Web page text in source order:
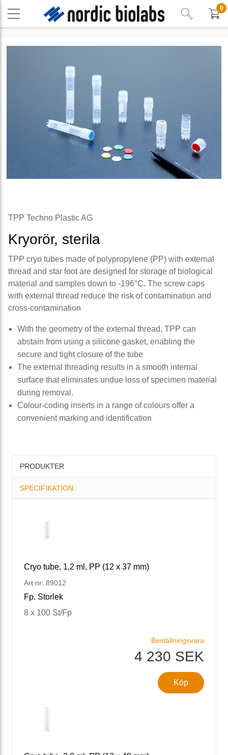
0
TPP Techno Plastic AG
Kryorör, sterila
TPP cryo tubes made of polypropylene (PP) with external
thread and star foot are designed for storage of biological
material and samples down to -196°C. The screw caps
with external thread reduce the risk of contamination and
cross-contamination
With the geometry of the external thread, TPP can
abstain from using a silicone gasket, enabling the
secure and tight closure of the tube
The external threading results in a smooth internal
surface that eliminates undue loss of specimen material
during removal.
Colour-coding inserts in a range of colours offer a
convenient marking and identification
PRODUKTER
SPECIFIKATION
Cryo tube, 1,2 ml, PP (12 x 37 mm)
Art nr: 89012
Fp. Storlek
8 x 100 St/Fp
Beställningsvara
4 230 SEK
Köp